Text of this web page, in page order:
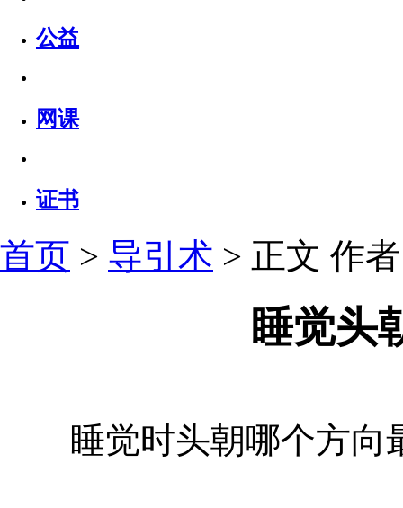
公益
网课
证书
首页 > 导引术 > 正文 作
睡觉头
睡觉时头朝哪个方向